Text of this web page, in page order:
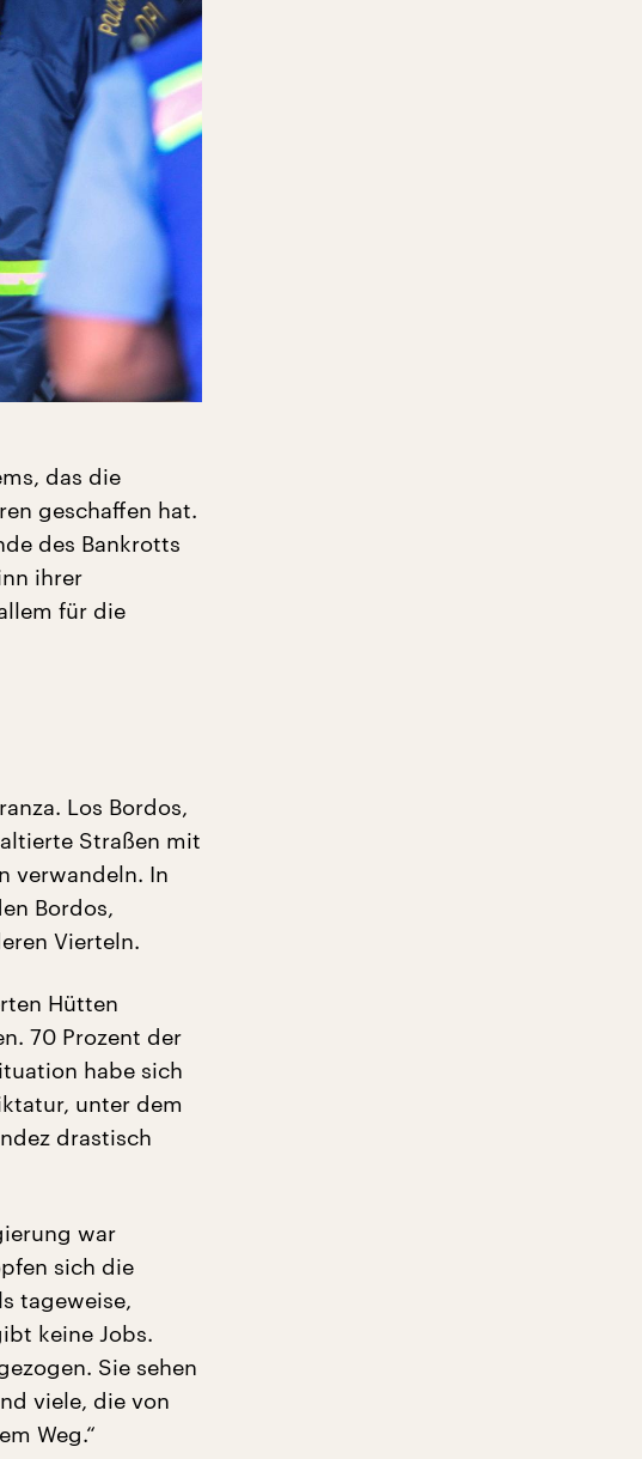
das die
geschaffen hat.
des Bankrotts
ihrer
für die
Los Bordos,
Straßen mit
verwandeln. In
Bordos,
Vierteln.
Hütten
70 Prozent der
habe sich
unter dem
drastisch
war
sich die
tageweise,
keine Jobs.
Sie sehen
viele, die von
Weg.“